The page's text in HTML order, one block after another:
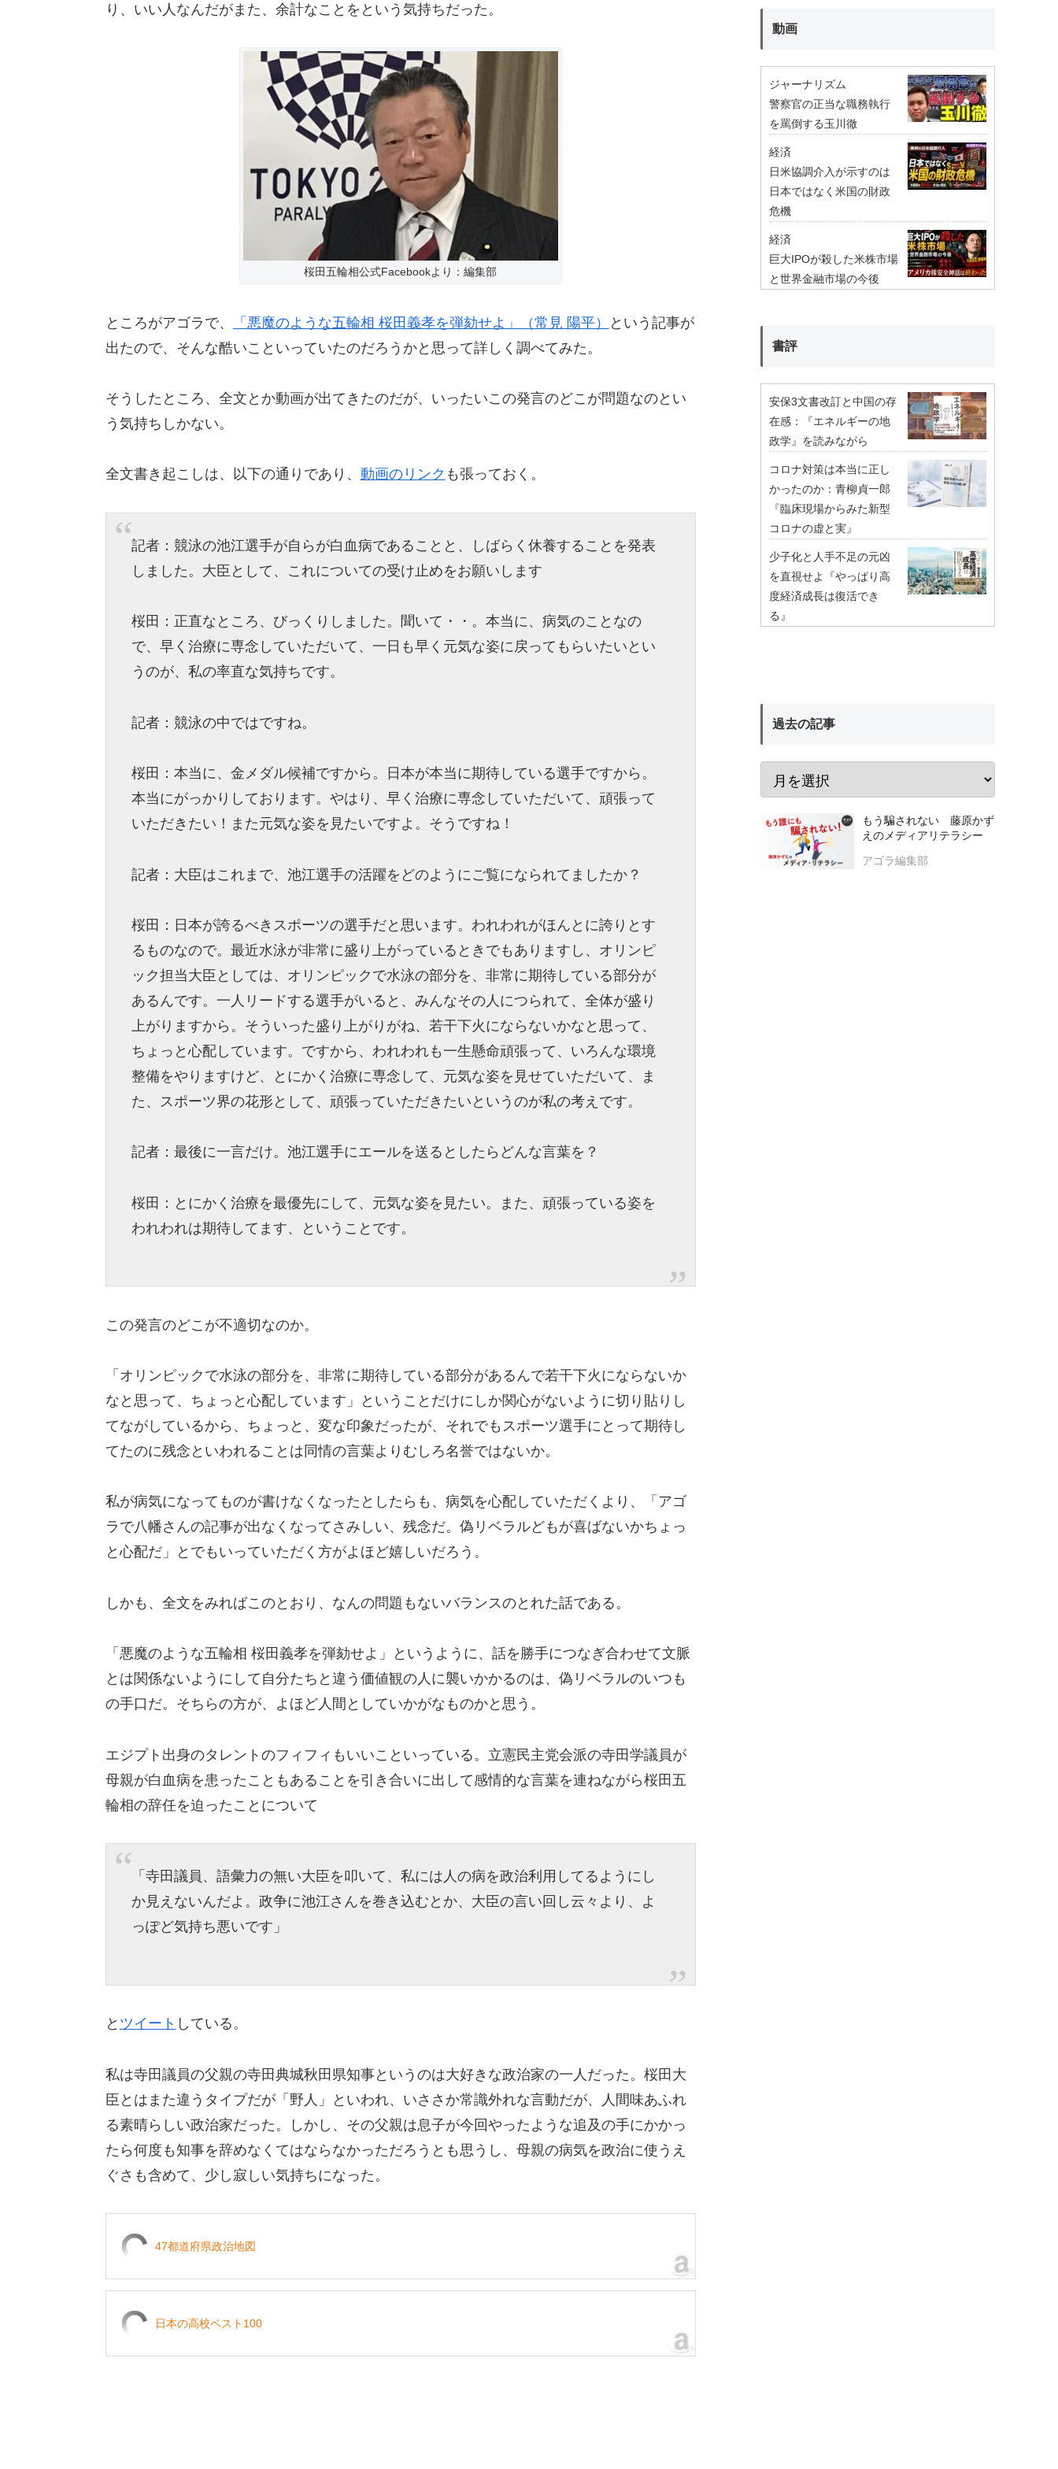
り、いい人なんだがまた、余計なことをという気持ちだった。
桜田五輪相公式Facebookより：編集部
ところがアゴラで、 「悪魔のような五輪相 桜田義孝を弾劾せよ」（常見 陽平）
という記事が
出たので、そんな酷いこといっていたのだろうかと思って詳しく調べてみた。
そうしたところ、全文とか動画が出てきたのだが、いったいこの発言のどこが問題なのとい
う気持ちしかない。
全文書き起こしは、以下の通りであり、 動画のリンク も張っておく。
記者：競泳の池江選手が自らが白血病であることと、しばらく休養することを発表
しました。大臣として、これについての受け止めをお願いします
桜田：正直なところ、びっくりしました。聞いて・・。本当に、病気のことなの
で、早く治療に専念していただいて、一日も早く元気な姿に戻ってもらいたいとい
うのが、私の率直な気持ちです。
記者：競泳の中ではですね。
桜田：本当に、金メダル候補ですから。日本が本当に期待している選手ですから。
本当にがっかりしております。やはり、早く治療に専念していただいて、頑張って
いただきたい！また元気な姿を見たいですよ。そうですね！
記者：大臣はこれまで、池江選手の活躍をどのようにご覧になられてましたか？
桜田：日本が誇るべきスポーツの選手だと思います。われわれがほんとに誇りとす
るものなので。最近水泳が非常に盛り上がっているときでもありますし、オリンピ
ック担当大臣としては、オリンピックで水泳の部分を、非常に期待している部分が
あるんです。一人リードする選手がいると、みんなその人につられて、全体が盛り
上がりますから。そういった盛り上がりがね、若干下火にならないかなと思って、
ちょっと心配しています。ですから、われわれも一生懸命頑張って、いろんな環境
整備をやりますけど、とにかく治療に専念して、元気な姿を見せていただいて、ま
た、スポーツ界の花形として、頑張っていただきたいというのが私の考えです。
記者：最後に一言だけ。池江選手にエールを送るとしたらどんな言葉を？
桜田：とにかく治療を最優先にして、元気な姿を見たい。また、頑張っている姿を
われわれは期待してます、ということです。
この発言のどこが不適切なのか。
「オリンピックで水泳の部分を、非常に期待している部分があるんで若干下火にならないか
なと思って、ちょっと心配しています」ということだけにしか関心がないように切り貼りし
てながしているから、ちょっと、変な印象だったが、それでもスポーツ選手にとって期待し
てたのに残念といわれることは同情の言葉よりむしろ名誉ではないか。
私が病気になってものが書けなくなったとしたらも、病気を心配していただくより、「アゴ
ラで八幡さんの記事が出なくなってさみしい、残念だ。偽リベラルどもが喜ばないかちょっ
と心配だ」とでもいっていただく方がよほど嬉しいだろう。
しかも、全文をみればこのとおり、なんの問題もないバランスのとれた話である。
「悪魔のような五輪相 桜田義孝を弾劾せよ」というように、話を勝手につなぎ合わせて文脈
とは関係ないようにして自分たちと違う価値観の人に襲いかかるのは、偽リベラルのいつも
の手口だ。そちらの方が、よほど人間としていかがなものかと思う。
エジプト出身のタレントのフィフィもいいこといっている。立憲民主党会派の寺田学議員が
母親が白血病を患ったこともあることを引き合いに出して感情的な言葉を連ねながら桜田五
輪相の辞任を迫ったことについて
「寺田議員、語彙力の無い大臣を叩いて、私には人の病を政治利用してるようにし
か見えないんだよ。政争に池江さんを巻き込むとか、大臣の言い回し云々より、よ
っぽど気持ち悪いです」
と ツイート している。
私は寺田議員の父親の寺田典城秋田県知事というのは大好きな政治家の一人だった。桜田大
臣とはまた違うタイプだが「野人」といわれ、いささか常識外れな言動だが、人間味あふれ
る素晴らしい政治家だった。しかし、その父親は息子が今回やったような追及の手にかかっ
たら何度も知事を辞めなくてはならなかっただろうとも思うし、母親の病気を政治に使うえ
ぐさも含めて、少し寂しい気持ちになった。
47都道府県政治地図
日本の高校ベスト100
動画
ジャーナリズム
警察官の正当な職務執行
を罵倒する玉川徹
経済
日米協調介入が示すのは
日本ではなく米国の財政
危機
経済
巨大IPOが殺した米株市場
と世界金融市場の今後
書評
安保3文書改訂と中国の存
在感：『エネルギーの地
政学』を読みながら
コロナ対策は本当に正し
かったのか：青柳貞一郎
『臨床現場からみた新型
コロナの虚と実』
少子化と人手不足の元凶
を直視せよ『やっぱり高
度経済成長は復活でき
る』
過去の記事
もう騙されない 藤原かず
えのメディアリテラシー
アゴラ編集部